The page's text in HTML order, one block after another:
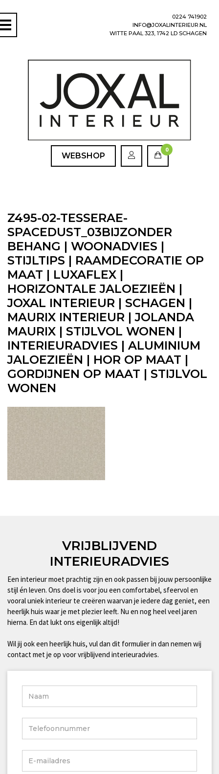
0224 741902
INFO@JOXALINTERIEUR.NL
WITTE PAAL 323, 1742 LD SCHAGEN
WEBSHOP
0
Z495-02-TESSERAE-
SPACEDUST_03BIJZONDER
BEHANG | WOONADVIES |
STIJLTIPS | RAAMDECORATIE OP
MAAT | LUXAFLEX |
HORIZONTALE JALOEZIEËN |
JOXAL INTERIEUR | SCHAGEN |
MAURIX INTERIEUR | JOLANDA
MAURIX | STIJLVOL WONEN |
INTERIEURADVIES | ALUMINIUM
JALOEZIEËN | HOR OP MAAT |
GORDIJNEN OP MAAT | STIJLVOL
WONEN
VRIJBLIJVEND
INTERIEURADVIES
Een interieur moet prachtig zijn en ook passen bij jouw persoonlijke
stijl én leven. Ons doel is voor jou een comfortabel, sfeervol en
vooral uniek interieur te creëren waarvan je iedere dag geniet, een
heerlijk huis waar je met plezier leeft. Nu en nog heel veel jaren
hierna. En dat lukt ons eigenlijk altijd!
Wil jij ook een heerlijk huis, vul dan dit formulier in dan nemen wij
contact met je op voor vrijblijvend interieuradvies.